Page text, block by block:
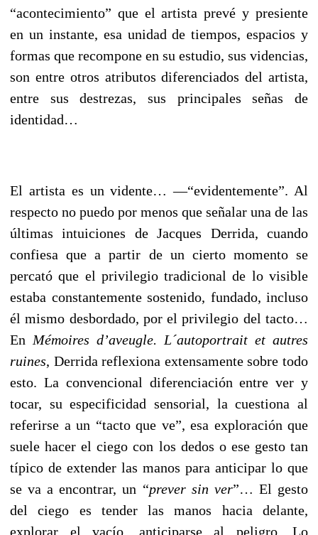
“acontecimiento” que el artista prevé y presiente
en un instante, esa unidad de tiempos, espacios y
formas que recompone en su estudio, sus videncias,
son entre otros atributos diferenciados del artista,
entre sus destrezas, sus principales señas de
identidad…
El artista es un vidente… ––“evidentemente”. Al
respecto no puedo por menos que señalar una de las
últimas intuiciones de Jacques Derrida, cuando
confiesa que a partir de un cierto momento se
percató que el privilegio tradicional de lo visible
estaba constantemente sostenido, fundado, incluso
él mismo desbordado, por el privilegio del tacto…
En Mémoires d’aveugle. L´autoportrait et autres
ruines, Derrida reflexiona extensamente sobre todo
esto. La convencional diferenciación entre ver y
tocar, su especificidad sensorial, la cuestiona al
referirse a un “tacto que ve”, esa exploración que
suele hacer el ciego con los dedos o ese gesto tan
típico de extender las manos para anticipar lo que
se va a encontrar, un “prever sin ver”… El gesto
del ciego es tender las manos hacia delante,
explorar el vacío, anticiparse al peligro. Lo